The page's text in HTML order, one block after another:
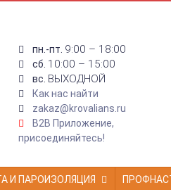
пн.-пт. 9:00 – 18:00
сб. 10:00 – 15:00
вс. ВЫХОДНОЙ
Как нас найти
zakaz@krovalians.ru
B2B Приложение,
присоединяйтесь!
И ПАРОИЗОЛЯЦИЯ